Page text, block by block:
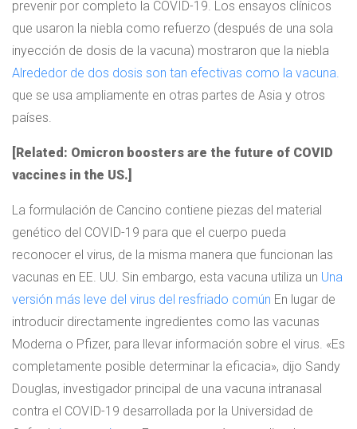
prevenir por completo la COVID-19. Los ensayos clínicos
que usaron la niebla como refuerzo (después de una sola
inyección de dosis de la vacuna) mostraron que la niebla
Alrededor de dos dosis son tan efectivas como la vacuna.
que se usa ampliamente en otras partes de Asia y otros
países.
[Related: Omicron boosters are the future of COVID
vaccines in the US.]
La formulación de Cancino contiene piezas del material
genético del COVID-19 para que el cuerpo pueda
reconocer el virus, de la misma manera que funcionan las
vacunas en EE. UU. Sin embargo, esta vacuna utiliza un Una
versión más leve del virus del resfriado común En lugar de
introducir directamente ingredientes como las vacunas
Moderna o Pfizer, para llevar información sobre el virus. «Es
completamente posible determinar la eficacia», dijo Sandy
Douglas, investigador principal de una vacuna intranasal
contra el COVID-19 desarrollada por la Universidad de